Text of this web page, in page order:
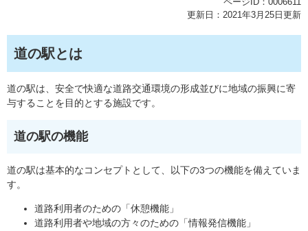
更新日：2021年3月25日更新
道の駅とは
道の駅は、安全で快適な道路交通環境の形成並びに地域の振興に寄
与することを目的とする施設です。
道の駅の機能
道の駅は基本的なコンセプトとして、以下の3つの機能を備えていま
す。
道路利用者のための「休憩機能」
道路利用者や地域の方々のための「情報発信機能」